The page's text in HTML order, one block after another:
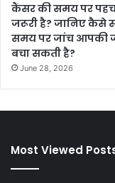
कैंसर की समय पर
जरूरी है? जानिए कैसे
समय पर जांच आपकी
बचा सकती है?
June 28, 2026
Most Viewed